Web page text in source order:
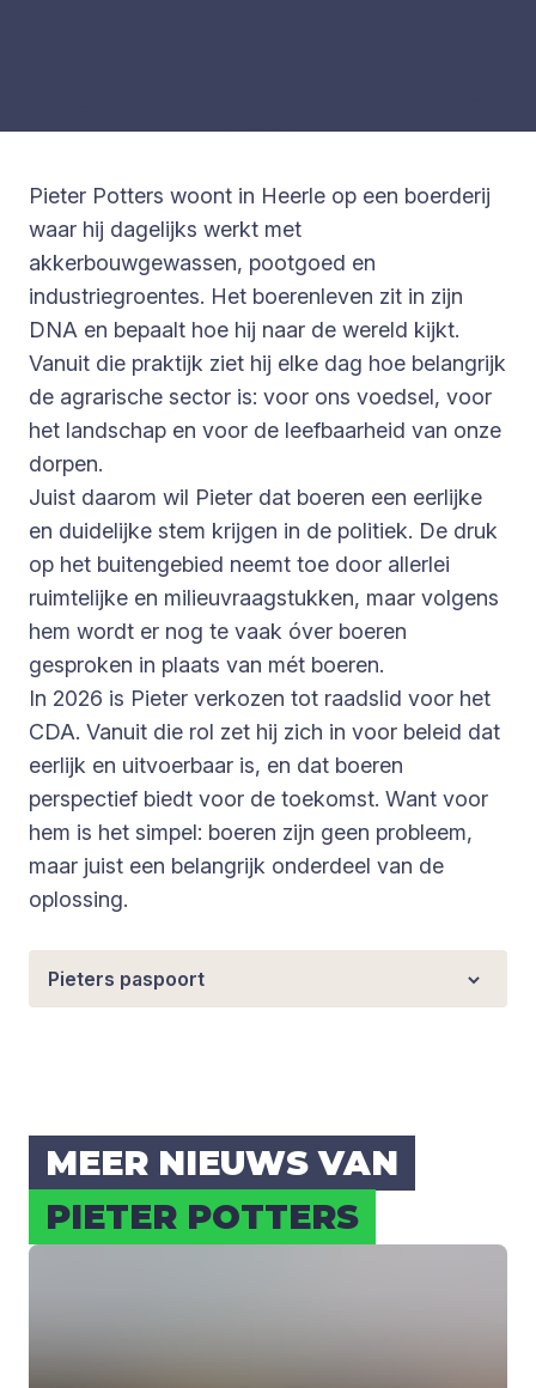
Pieter Potters woont in Heerle op een boerderij
waar hij dagelijks werkt met
akkerbouwgewassen, pootgoed en
industriegroentes. Het boerenleven zit in zijn
DNA en bepaalt hoe hij naar de wereld kijkt.
Vanuit die praktijk ziet hij elke dag hoe belangrijk
de agrarische sector is: voor ons voedsel, voor
het landschap en voor de leefbaarheid van onze
dorpen.
Juist daarom wil Pieter dat boeren een eerlijke
en duidelijke stem krijgen in de politiek. De druk
op het buitengebied neemt toe door allerlei
ruimtelijke en milieuvraagstukken, maar volgens
hem wordt er nog te vaak óver boeren
gesproken in plaats van mét boeren.
In 2026 is Pieter verkozen tot raadslid voor het
CDA. Vanuit die rol zet hij zich in voor beleid dat
eerlijk en uitvoerbaar is, en dat boeren
perspectief biedt voor de toekomst. Want voor
hem is het simpel: boeren zijn geen probleem,
maar juist een belangrijk onderdeel van de
oplossing.
Pieters paspoort
MEER NIEUWS VAN
PIE­TER POT­TERS